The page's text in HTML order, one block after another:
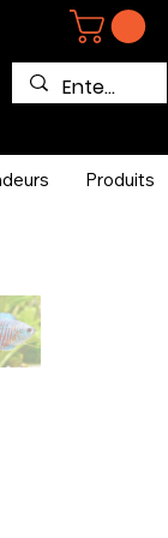
Produits